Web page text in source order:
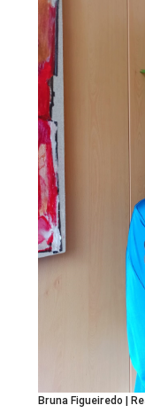
Bruna Figueiredo |